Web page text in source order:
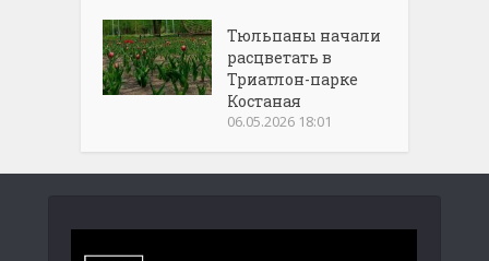
Тюльпаны начали
расцветать в
Триатлон-парке
Костаная
06.05.2026 18:01